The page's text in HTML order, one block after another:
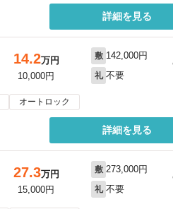
詳細を見る
14.2万円
10,000円
敷 142,000円
礼 不要
オートロック
詳細を見る
27.3万円
15,000円
敷 273,000円
礼 不要